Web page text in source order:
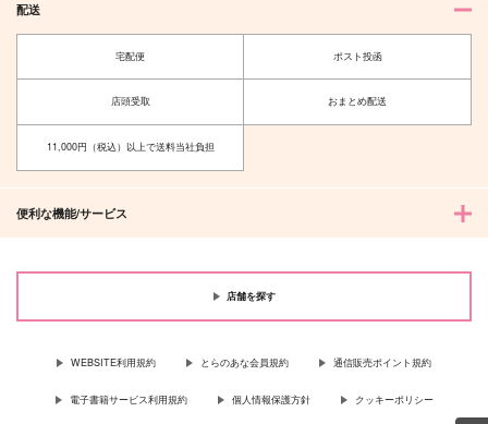
配送
宅配便 ポスト投函
店頭受取 おまとめ配送
11,000円（税込）以上で送料当社負担
便利な機能/サービス
店舗を探す
WEBSITE利用規約 とらのあな会員規約 通信販売ポイント規約
電子書籍サービス利用規約 個人情報保護方針 クッキーポリシー